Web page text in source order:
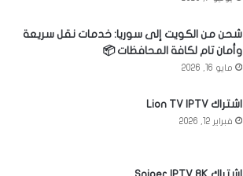
شحن من الكويت إلى سوريا: خدمات نقل سريعة
وأمان تام لكافة المحافظات 📦
مايو 16, 2026
اشتراك Lion TV IPTV
فبراير 12, 2026